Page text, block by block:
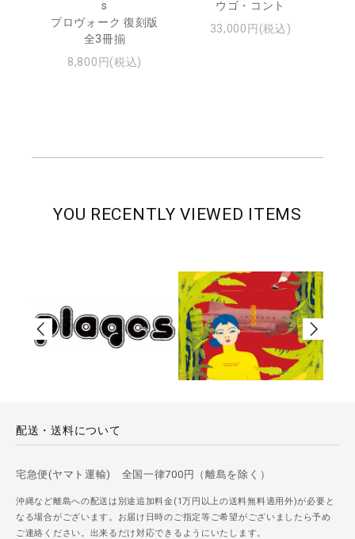
s
プロヴォーク 復刻版
全3冊揃
8,800円(税込)
ウゴ・コント
33,000円(税込)
YOU RECENTLY VIEWED ITEMS
配送・送料について
宅急便(ヤマト運輸) 全国一律700円（離島を除く）
沖縄など離島への配送は別途追加料金(1万円以上の送料無料適用外)が必要と
なる場合がございます。お届け日時のご指定等ご希望がございましたら予め
ご連絡ください。出来るだけ対応できるようにいたします。